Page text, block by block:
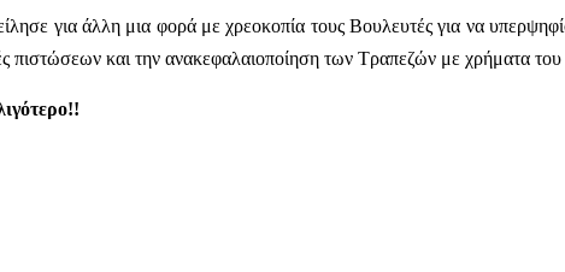
για άλλη μια φορά με χρεοκοπία τους Βουλευτές για να
πιστώσεων και την ανακεφαλαιοποίηση των Τραπεζών με χρήματα